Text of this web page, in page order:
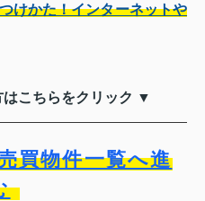
けかた！インターネットや
こちらをクリック ▼
買物件一覧へ進